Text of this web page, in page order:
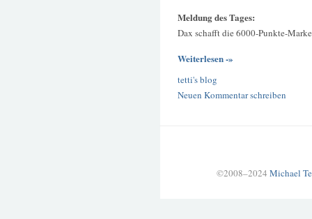
Meldung des Tages:
Dax schafft die 6000-Punkte-Marke
Weiterlesen -»
tetti's blog
Neuen Kommentar schreiben
©2008–2024 Michael